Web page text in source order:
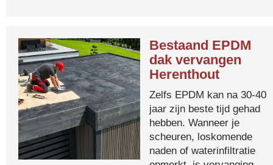
Bestaand EPDM
dak vervangen
Herenthout
Zelfs EPDM kan na 30-40
jaar zijn beste tijd gehad
hebben. Wanneer je
scheuren, loskomende
naden of waterinfiltratie